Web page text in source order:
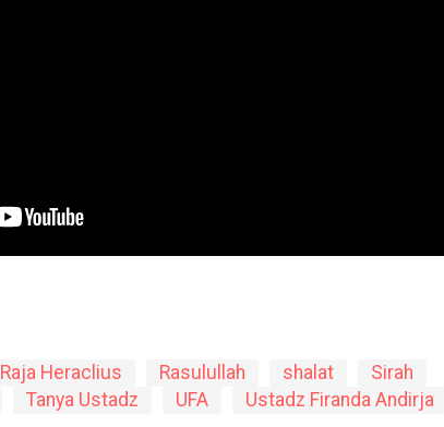
Raja Heraclius Rasulullah shalat
Sirah
Tanya Ustadz UFA Ustadz Firanda Andirja